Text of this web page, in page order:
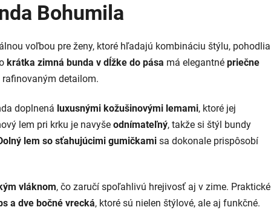
Bohumila
voľbou pre ženy, ktoré hľadajú kombináciu štýlu, pohodlia
krátka zimná bunda v dĺžke do pása má elegantné priečne
detailom.
doplnená luxusnými kožušinovými lemami, ktoré jej
lem pri krku je navyše odnímateľný, takže si štýl bundy
lem so sťahujúcimi gumičkami sa dokonale prispôsobí
vláknom, čo zaručí spoľahlivú hrejivosť aj v zime. Praktické
a dve bočné vrecká, ktoré sú nielen štýlové, ale aj funkčné.